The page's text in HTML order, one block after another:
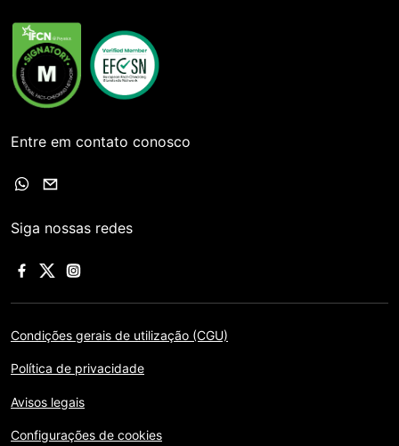
Entre em contato conosco
Siga nossas redes
Condições gerais de utilização (CGU)
Política de privacidade
Avisos legais
Configurações de cookies